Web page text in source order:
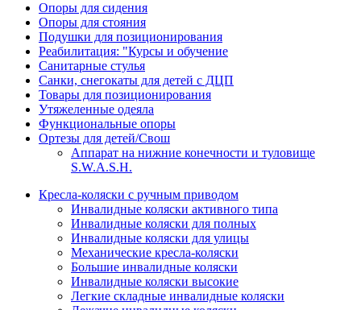
Опоры для сидения
Опоры для стояния
Подушки для позиционирования
Реабилитация: "Курсы и обучение
Санитарные стулья
Санки, снегокаты для детей с ДЦП
Товары для позиционирования
Утяжеленные одеяла
Функциональные опоры
Ортезы для детей/Свош
Аппарат на нижние конечности и туловище
S.W.A.S.H.
Кресла-коляски с ручным приводом
Инвалидные коляски активного типа
Инвалидные коляски для полных
Инвалидные коляски для улицы
Механические кресла-коляски
Большие инвалидные коляски
Инвалидные коляски высокие
Легкие складные инвалидные коляски